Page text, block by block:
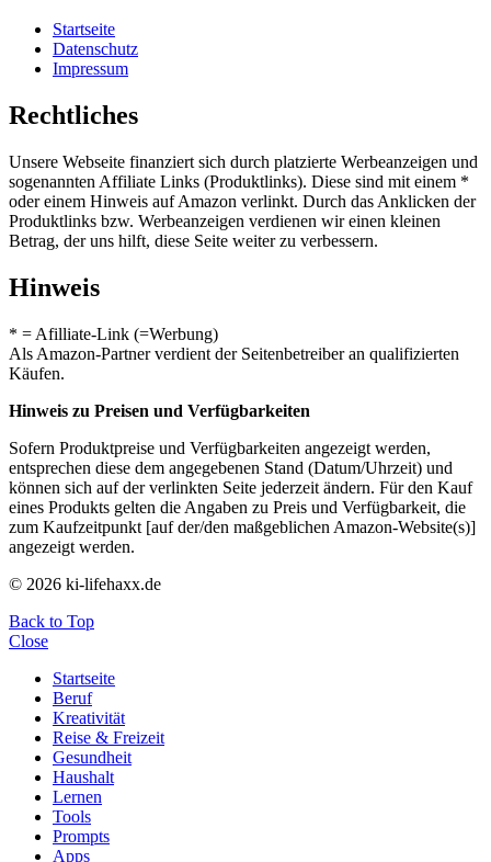
Startseite
Datenschutz
Impressum
Rechtliches
Unsere Webseite finanziert sich durch platzierte Werbeanzeigen und
sogenannten Affiliate Links (Produktlinks). Diese sind mit einem *
oder einem Hinweis auf Amazon verlinkt. Durch das Anklicken der
Produktlinks bzw. Werbeanzeigen verdienen wir einen kleinen
Betrag, der uns hilft, diese Seite weiter zu verbessern.
Hinweis
* = Afilliate-Link (=Werbung)
Als Amazon-Partner verdient der Seitenbetreiber an qualifizierten
Käufen.
Hinweis zu Preisen und Verfügbarkeiten
Sofern Produktpreise und Verfügbarkeiten angezeigt werden,
entsprechen diese dem angegebenen Stand (Datum/Uhrzeit) und
können sich auf der verlinkten Seite jederzeit ändern. Für den Kauf
eines Produkts gelten die Angaben zu Preis und Verfügbarkeit, die
zum Kaufzeitpunkt [auf der/den maßgeblichen Amazon-Website(s)]
angezeigt werden.
© 2026 ki-lifehaxx.de
Back to Top
Close
Startseite
Beruf
Kreativität
Reise & Freizeit
Gesundheit
Haushalt
Lernen
Tools
Prompts
Apps